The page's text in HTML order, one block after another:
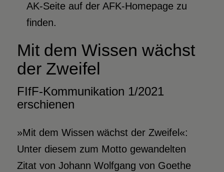
AK-Seite auf der AFK-Homepage zu
finden.
Mit dem Wissen wächst
der Zweifel
FIfF-Kommunikation 1/2021
erschienen
»Mit dem Wissen wächst der Zweifel«:
Unter diesem zum Motto gewandelten
Zitat von Johann Wolfgang von Goethe